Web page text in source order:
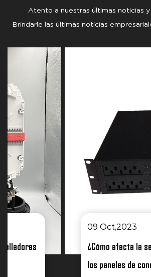
Atento a nuestras últimas noticias
Brindarle las últimas noticias
¿Cómo afecta la selección de
los paneles de conexión de fibra